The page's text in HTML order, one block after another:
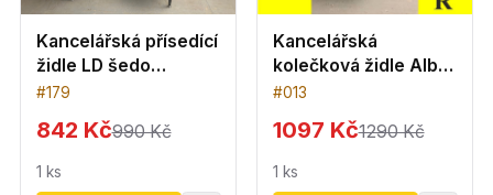
Kancelářská přísedící
židle LD šedo
oranžová barva
#179
842 Kč990 Kč
1 ks
Kancelářská
kolečková židle Alba
červená
#013
1097 Kč1290 Kč
1 ks